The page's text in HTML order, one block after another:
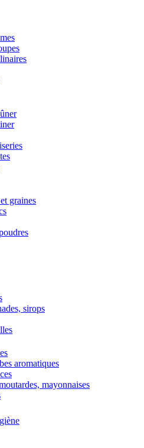
graines
sirops
aromatiques
mayonnaises